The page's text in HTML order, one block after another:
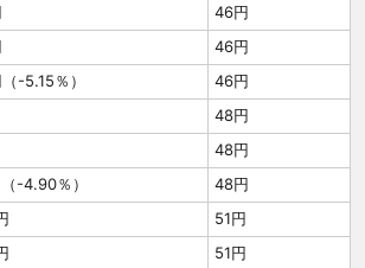
46円
46円
-5.15％）
46円
48円
48円
-4.90％）
48円
51円
51円